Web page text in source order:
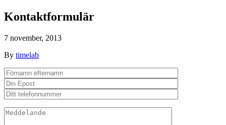
Kontaktformulär
7 november, 2013
By timelab